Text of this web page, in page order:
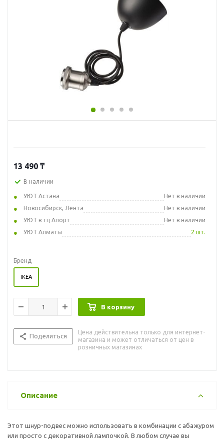
13 490 ₸
В наличии
УЮТ Астана
Нет в наличии
Новосибирск, Лента
Нет в наличии
УЮТ в тц Апорт
Нет в наличии
УЮТ Алматы
2 шт.
Бренд
IKEA
В корзину
Поделиться
Цена действительна только для интернет-
магазина и может отличаться от цен в
розничных магазинах
Описание
Этот шнур-подвес можно использовать в комбинации с абажуром
или просто с декоративной лампочкой. В любом случае вы